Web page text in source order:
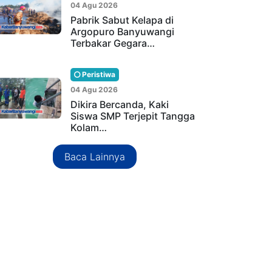
04 Agu 2026
Pabrik Sabut Kelapa di
Argopuro Banyuwangi
Terbakar Gegara…
Peristiwa
04 Agu 2026
Dikira Bercanda, Kaki
Siswa SMP Terjepit Tangga
Kolam…
Baca Lainnya